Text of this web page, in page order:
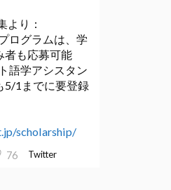
より：
ログラムは、学
者も応募可能
語学アシスタン
5/1までに要登録
scholarship/
76 Twitter